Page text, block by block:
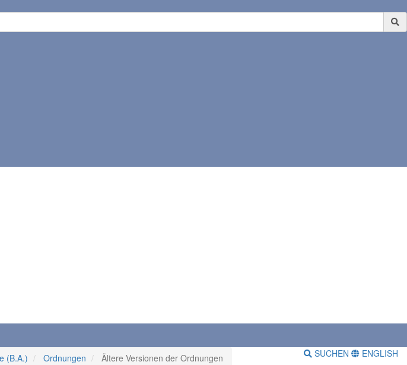
(B.A.) Ordnungen Ältere Versionen der Ordnungen SUCHEN ENGLISH